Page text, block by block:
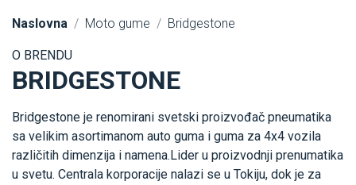
Naslovna Moto gume Bridgestone
O BRENDU
BRIDGESTONE
Bridgestone je renomirani svetski proizvođač pneumatika
sa velikim asortimanom auto guma i guma za 4x4 vozila
različitih dimenzija i namena.Lider u proizvodnji prenumatika
u svetu. Centrala korporacije nalazi se u Tokiju, dok je za